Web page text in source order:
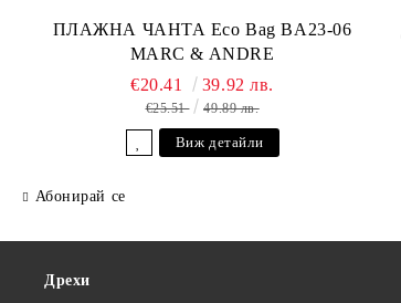
ПЛАЖНА ЧАНТА Eco Bag BA23-06
MARC & ANDRE
€20.41 39.92 лв.
€25.51 49.89 лв.
Виж детайли
Абонирай се
Дрехи